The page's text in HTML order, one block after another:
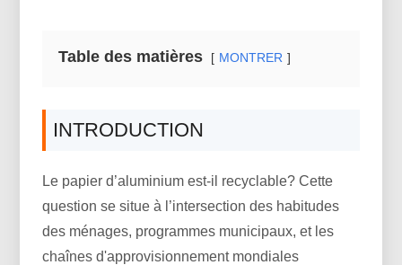
Table des matières MONTRER
INTRODUCTION
Le papier d’aluminium est-il recyclable? Cette
question se situe à l’intersection des habitudes
des ménages, programmes municipaux, et les
chaînes d'approvisionnement mondiales